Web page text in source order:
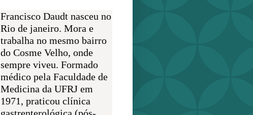
Francisco Daudt nasceu no
Rio de janeiro. Mora e
trabalha no mesmo bairro
do Cosme Velho, onde
sempre viveu. Formado
médico pela Faculdade de
Medicina da UFRJ em
1971, praticou clínica